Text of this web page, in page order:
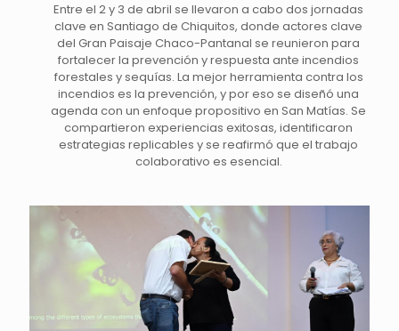
Entre el 2 y 3 de abril se llevaron a cabo dos jornadas
clave en Santiago de Chiquitos, donde actores clave
del Gran Paisaje Chaco-Pantanal se reunieron para
fortalecer la prevención y respuesta ante incendios
forestales y sequías. La mejor herramienta contra los
incendios es la prevención, y por eso se diseñó una
agenda con un enfoque propositivo en San Matías. Se
compartieron experiencias exitosas, identificaron
estrategias replicables y se reafirmó que el trabajo
colaborativo es esencial.